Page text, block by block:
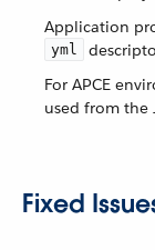
Application
yml
For APCE
used from the
Fixed